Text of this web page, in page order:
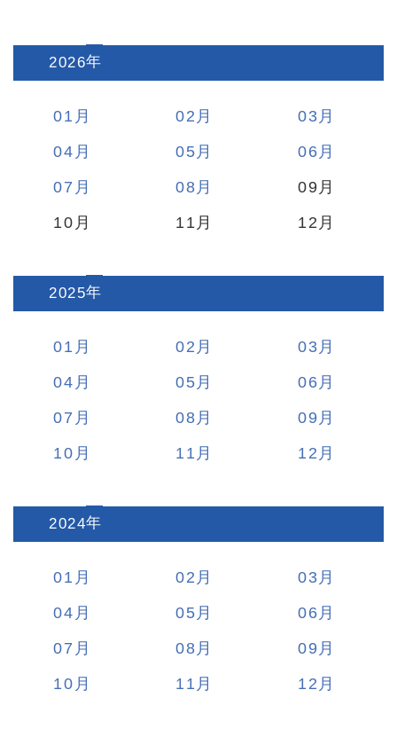
2026:
01 02
03
04
05
06
07
08
09
10
11 12
2025:
01 02
03
04
05
06
07
08
09
10
11 12
2024:
01 02
03
04
05
06
07
08
09
10
11 12